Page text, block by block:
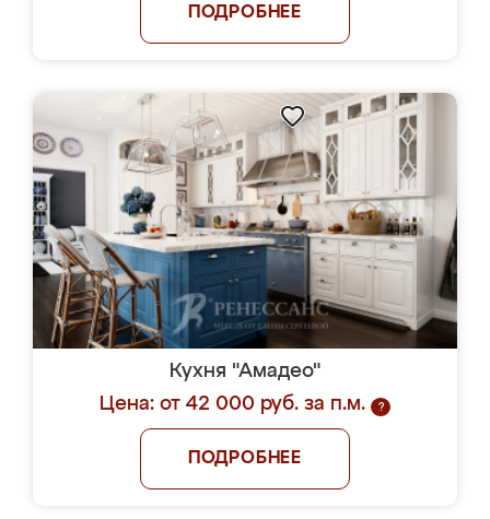
ПОДРОБНЕЕ
Кухня "Амадео"
Цена: от 42 000 руб. за п.м.
?
ПОДРОБНЕЕ